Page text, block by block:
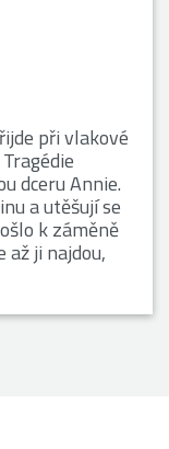
při vlakové
dceru Annie.
a utěšují se
k záměně
až ji najdou,